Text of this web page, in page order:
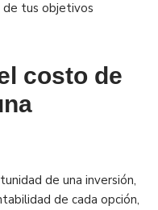
de tus objetivos
costo de
de una inversión,
de cada opción,